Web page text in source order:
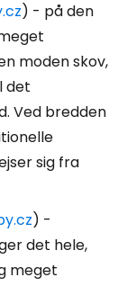
) - på den
moden skov,
det
Ved bredden
sig fra
) -
det hele,
meget